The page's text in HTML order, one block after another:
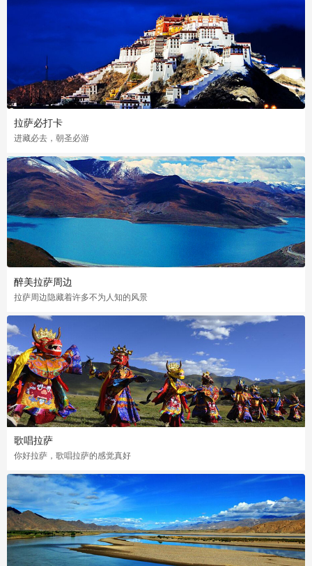
拉萨必打卡
进藏必去，朝圣必游
醉美拉萨周边
拉萨周边隐藏着许多不为人知的风景
歌唱拉萨
你好拉萨，歌唱拉萨的感觉真好